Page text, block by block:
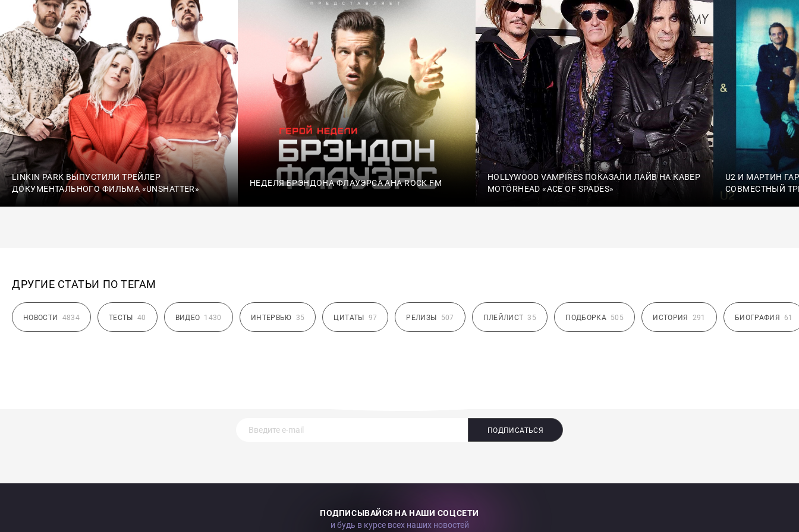
LINKIN PARK ВЫПУСТИЛИ ТРЕЙЛЕР
ДОКУМЕНТАЛЬНОГО ФИЛЬМА «UNSHATTER»
НЕДЕЛЯ БРЭНДОНА ФЛАУЭРСА АНА ROCK FM
HOLLYWOOD VAMPIRES ПОКАЗАЛИ ЛАЙВ НА КАВЕР
MOTÖRHEAD «ACE OF SPADES»
U2 И МАРТИН
СОВМЕСТНЫЙ
ДРУГИЕ СТАТЬИ ПО ТЕГАМ
НОВОСТИ 4834 ТЕСТЫ 40 ВИДЕО 1430 ИНТЕРВЬЮ 35 ЦИТАТЫ 97 РЕЛИЗЫ 507 ПЛЕЙЛИСТ 35 ПОДБОРКА 505 ИСТОРИЯ 291 БИОГРАФИЯ 61
ПОДПИСАТЬСЯ
ПОДПИСЫВАЙСЯ НА НАШИ СОЦСЕТИ
и будь в курсе всех наших новостей